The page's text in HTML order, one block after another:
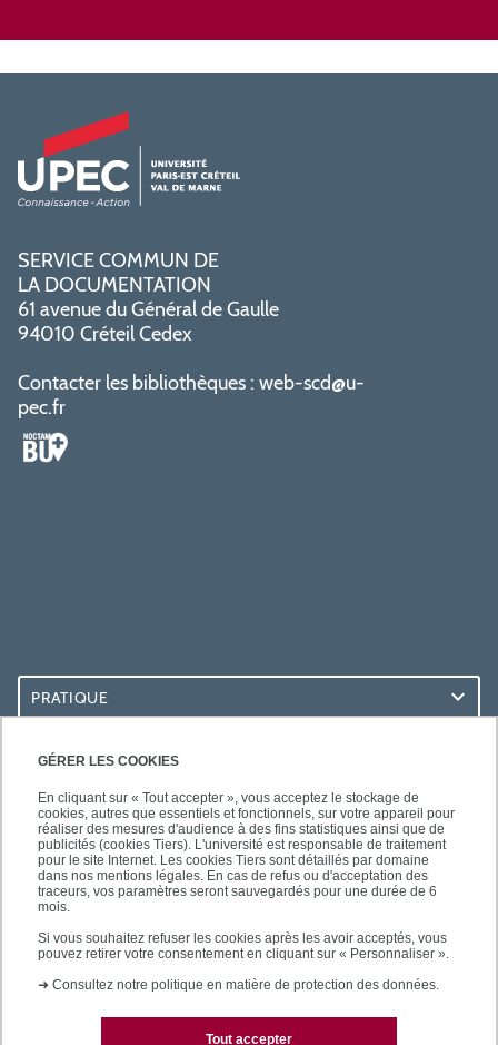
GÉRER LES COOKIES
En cliquant sur « Tout accepter », vous acceptez le stockage de
cookies, autres que essentiels et fonctionnels, sur votre appareil pour
réaliser des mesures d'audience à des fins statistiques ainsi que de
publicités (cookies Tiers). L'université est responsable de traitement
pour le site Internet. Les cookies Tiers sont détaillés par domaine
dans nos mentions légales. En cas de refus ou d'acceptation des
traceurs, vos paramètres seront sauvegardés pour une durée de 6
mois.
Si vous souhaitez refuser les cookies après les avoir acceptés, vous
pouvez retirer votre consentement en cliquant sur « Personnaliser ».
➜ Consultez notre politique en matière de protection des données.
Tout accepter
SERVICE COMMUN DE
LA DOCUMENTATION
61 avenue du Général de Gaulle
94010 Créteil Cedex
Contacter les bibliothèques : web-scd@u-
pec.fr
PRATIQUE
ACCÈS RAPIDES
LES BU SUR...